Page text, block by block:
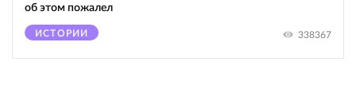
об этом пожалел
ИСТОРИИ 338367